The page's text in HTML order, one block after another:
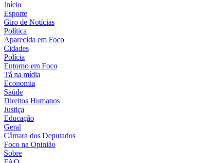
Início
Esporte
Giro de Notícias
Política
Aparecida em Foco
Cidades
Polícia
Entorno em Foco
Tá na mídia
Economia
Saúde
Direitos Humanos
Justiça
Educação
Geral
Câmara dos Deputados
Foco na Opinião
Sobre